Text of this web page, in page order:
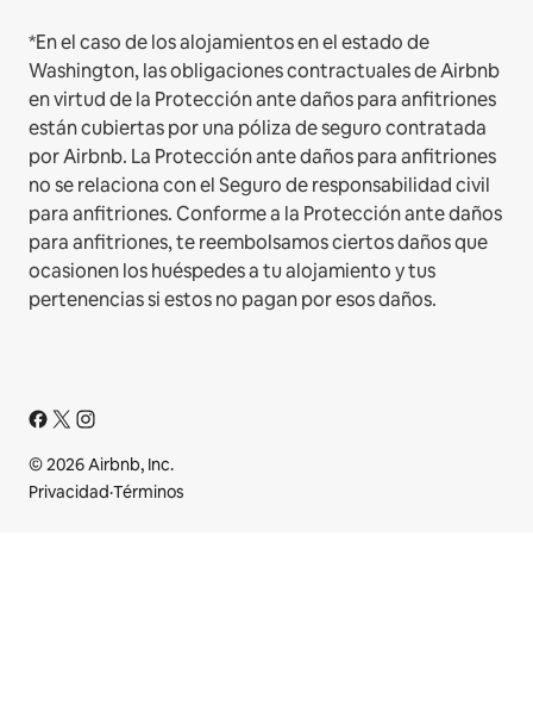
*En el caso de los alojamientos en el estado de
Washington, las obligaciones contractuales de Airbnb
en virtud de la Protección ante daños para anfitriones
están cubiertas por una póliza de seguro contratada
por Airbnb. La Protección ante daños para anfitriones
no se relaciona con el Seguro de responsabilidad civil
para anfitriones. Conforme a la Protección ante daños
para anfitriones, te reembolsamos ciertos daños que
ocasionen los huéspedes a tu alojamiento y tus
pertenencias si estos no pagan por esos daños.
© 2026 Airbnb, Inc.
Privacidad·Términos